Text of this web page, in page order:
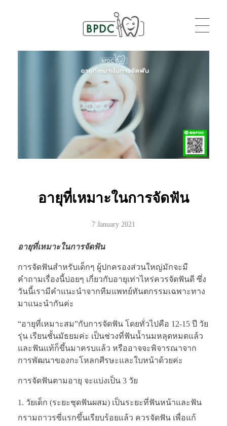
BPDC
อายุที่เหมาะในการจัดฟัน
7 January 2021
อายุที่เหมาะในการจัดฟัน
การจัดฟันสำหรับเด็กๆ ผู้ปกครองส่วนใหญ่มักจะมี
คำถามเรื่องนี้บ่อยๆ เกี่ยวกับอายุเท่าไหร่ควรจัดฟันดี ซึ่ง
วันนี้เรามีคำแนะนำจากทีมแพทย์ทันตกรรมเฉพาะทาง
มาแนะนำกันค่ะ
“อายุที่เหมาะสม”กับการจัดฟัน โดยทั่วไปคือ 12-15 ปี วัย
รุ่น เรียนชั้นมัธยมค่ะ เป็นช่วงที่ฟันน้ำนมหลุดหมดแล้ว
และฟันแท้ก็ขึ้นมาครบแล้ว หรืออาจจะพิจารณาจาก
การพัฒนาของกะโหลกศีรษะและใบหน้าด้วยค่ะ
การจัดฟันตามอายุ จะแบ่งเป็น 3 วัย
วัยเด็ก (ระยะชุดฟันผสม) เป็นระยะที่ฟันหน้าและฟัน
กรามถาวรซี่แรกขึ้นเรียบร้อยแล้ว ควรจัดฟัน เพื่อแก้